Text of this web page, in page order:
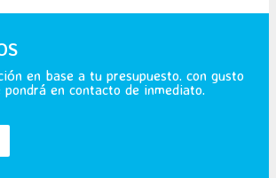
en base a tu presupuesto. con gusto
pondrá en contacto de inmediato.